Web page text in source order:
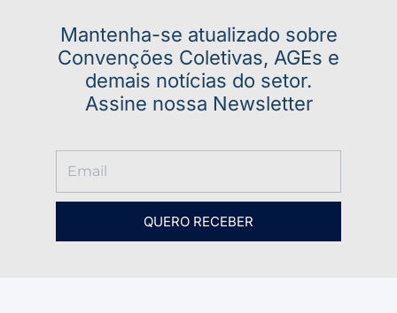
Mantenha-se atualizado sobre
Convenções Coletivas, AGEs e
demais notícias do setor.
Assine nossa Newsletter
QUERO RECEBER